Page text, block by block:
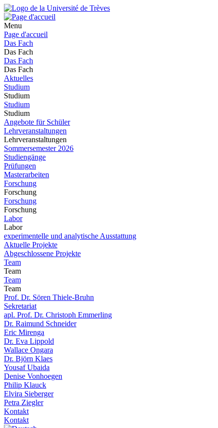
Menu
Page d'accueil
Das Fach
Das Fach
Das Fach
Das Fach
Aktuelles
Studium
Studium
Studium
Studium
Angebote für Schüler
Lehrveranstaltungen
Lehrveranstaltungen
Sommersemester 2026
Studiengänge
Prüfungen
Masterarbeiten
Forschung
Forschung
Forschung
Forschung
Labor
Labor
experimentelle und analytische Ausstattung
Aktuelle Projekte
Abgeschlossene Projekte
Team
Team
Team
Team
Prof. Dr. Sören Thiele-Bruhn
Sekretariat
apl. Prof. Dr. Christoph Emmerling
Dr. Raimund Schneider
Eric Mirenga
Dr. Eva Lippold
Wallace Ongara
Dr. Björn Klaes
Yousaf Ubaida
Denise Vonhoegen
Philip Klauck
Elvira Sieberger
Petra Ziegler
Kontakt
Kontakt